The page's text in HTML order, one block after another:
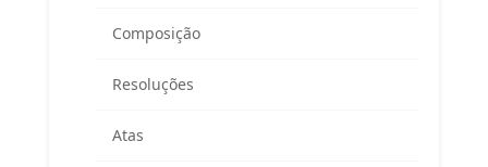
Composição
Resoluções
Atas